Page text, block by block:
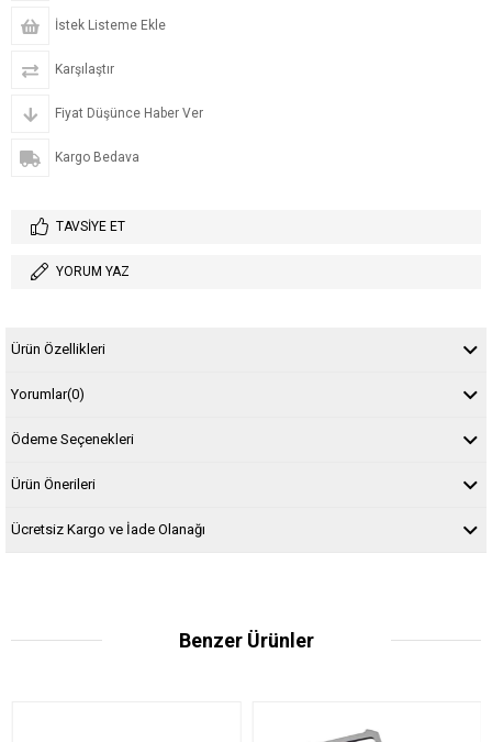
İstek Listeme Ekle
Karşılaştır
Fiyat Düşünce Haber Ver
Kargo Bedava
TAVSIYE ET
YORUM YAZ
Ürün Özellikleri
Yorumlar(0)
Ödeme Seçenekleri
Ürün Önerileri
Ücretsiz Kargo ve İade Olanağı
Benzer Ürünler